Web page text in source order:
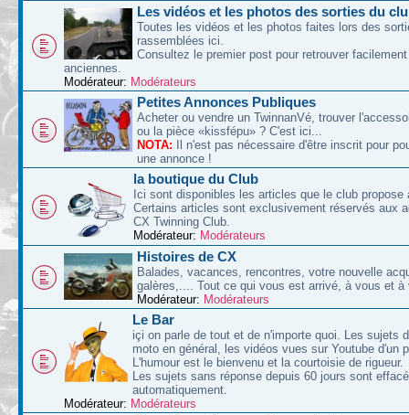
Les vidéos et les photos des sorties du
Toutes les vidéos et les photos faites lors des
rassemblées ici.
Consultez le premier post pour retrouver
anciennes.
Modérateur: Modérateurs
Petites Annonces Publiques
Acheter ou vendre un TwinnanVé, trouver
ou la pièce «kissfépu» ? C'est ici...
NOTA: Il n'est pas nécessaire d'être inscrit pour
une annonce !
la boutique du Club
Ici sont disponibles les articles que le club propose
Certains articles sont exclusivement réservés aux
CX Twinning Club.
Modérateur: Modérateurs
Histoires de CX
Balades, vacances, rencontres, votre nouvelle
galères,.... Tout ce qui vous est arrivé, à vous et à
Modérateur: Modérateurs
Le Bar
içi on parle de tout et de n'importe quoi. Les sujets
moto en général, les vidéos vues sur Youtube d'un
L'humour est le bienvenu et la courtoisie de rigueur.
Les sujets sans réponse depuis 60 jours sont
automatiquement.
Modérateur: Modérateurs